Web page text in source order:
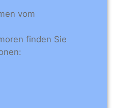
vom
finden Sie